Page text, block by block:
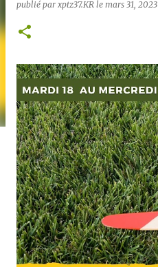
publié par xptz37.KR le mars 31, 2023